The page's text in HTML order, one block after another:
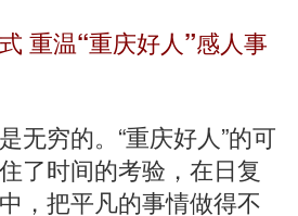
重温“重庆好人”感人事
穷的。“重庆好人”的可
了时间的考验，在日复
，把平凡的事情做得不